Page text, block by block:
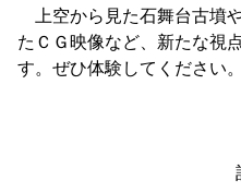
上空から見た石舞台古墳
たＣＧ映像など、新たな視
す。ぜひ体験してください。